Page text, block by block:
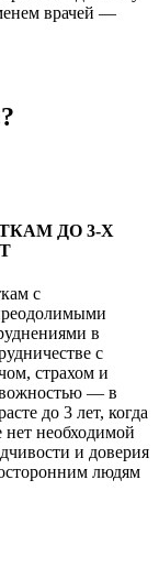
врачей —
ДО 3-Х
с
в
с
страхом и
— в
до 3 лет, когда
нет необходимой
и доверия
людям